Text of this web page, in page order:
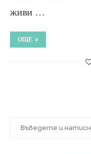
живи …
ОЩЕ